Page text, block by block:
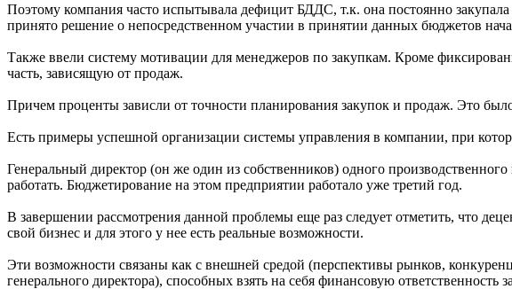
Поэтому компания часто испытывала дефицит БДДС, т.к. она постоянно
принято решение о непосредственном участии в принятии данных бюджетов
Также ввели систему мотивации для менеджеров по закупкам. Кроме
часть, зависящую от продаж.
Причем проценты зависли от точности планирования закупок и продаж. Это
Есть примеры успешной организации системы управления в компании, при
Генеральный директор (он же один из собственников) одного
работать. Бюджетирование на этом предприятии работало уже третий год.
В завершении рассмотрения данной проблемы еще раз следует отметить, что
свой бизнес и для этого у нее есть реальные возможности.
Эти возможности связаны как с внешней средой (перспективы рынков,
генерального директора), способных взять на себя финансовую